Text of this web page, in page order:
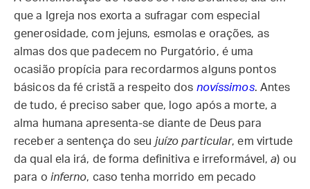
que a Igreja nos exorta a sufragar com especial
generosidade, com jejuns, esmolas e orações, as
almas dos que padecem no Purgatório, é uma
ocasião propícia para recordarmos alguns pontos
básicos da fé cristã a respeito dos novíssimos. Antes
de tudo, é preciso saber que, logo após a morte, a
alma humana apresenta-se diante de Deus para
receber a sentença do seu juízo particular, em virtude
da qual ela irá, de forma definitiva e irreformável,a) ou
para o inferno, caso tenha morrido em pecado